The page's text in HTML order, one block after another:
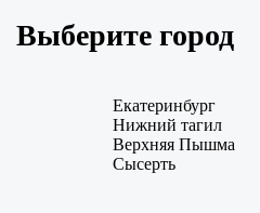
Выберите город
Екатеринбург
Нижний тагил
Верхняя Пышма
Сысерть